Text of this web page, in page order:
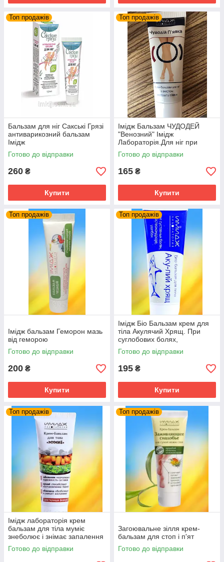
Топ продажів
Бальзам для ніг Сакські Грязі
антиварикозний бальзам
Імідж
Готово до відправки
260 ₴
Купити
Топ продажів
Імідж Бальзам ЧУДОДЕЙ
"Венозний" Імідж
Лабораторія.Для ніг при
венозній недостатності.
Готово до відправки
165 ₴
Купити
Топ продажів
Імідж бальзам Геморон мазь
від геморою
Готово до відправки
200 ₴
Купити
Топ продажів
Імідж Біо Бальзам крем для
тіла Акулячий Хрящ. При
суглобових болях,
остеохондрозі ударах.
Готово до відправки
195 ₴
Купити
Топ продажів
Імідж лабораторія крем
бальзам для тіла муміє
знеболює і знімає запалення
Готово до відправки
Топ продажів
Загоювальне зілля крем-
бальзам для стоп і п'ят
Готово до відправки